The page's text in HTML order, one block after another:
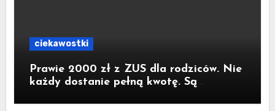
ciekawostki
Prawie 2000 zł z ZUS dla rodziców. Nie
każdy dostanie pełną kwotę. Są